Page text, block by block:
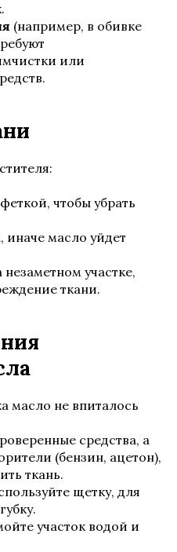
(например, в обивке
или
чтобы убрать
иначе масло уйдет
участке,
ткани.
масло не впиталось
средства, а
(бензин, ацетон),
ткань.
щетку, для
участок водой и